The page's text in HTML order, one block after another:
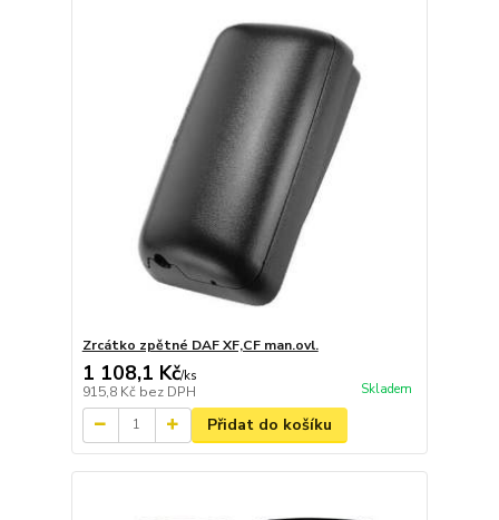
Zrcátko zpětné DAF XF,CF man.ovl.
1 108,1 Kč/ks
915,8 Kč bez DPH Skladem
Přidat do košíku